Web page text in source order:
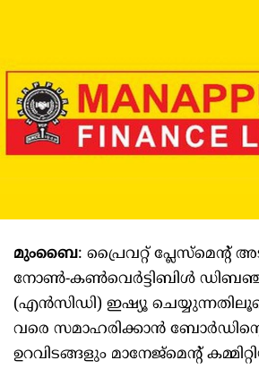
മുംബൈ: പ്രൈവറ്റ് പ്ലേസ്‌മെന്റ്
നോൺ-കൺവെർട്ടിബിൾ
(എൻസിഡി) ഇഷ്യൂ
വരെ സമാഹരിക്കാൻ
ഉറവിടങ്ങളും മാനേജ്‌മെന്റ്